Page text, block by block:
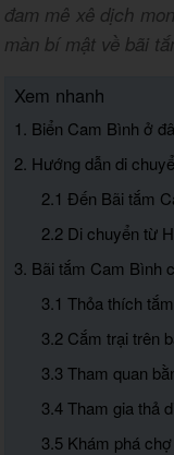
đam mê xê dịch
màn bí mật về bãi
Xem nhanh
1. Biển Cam Bình ở
2. Hướng dẫn di
2.1 Đến Bãi tắm
2.2 Di chuyển từ
3. Bãi tắm Cam Bình
3.1 Thỏa thích
3.2 Cắm trại trên
3.3 Tham quan
3.4 Tham gia thả
3.5 Khám phá